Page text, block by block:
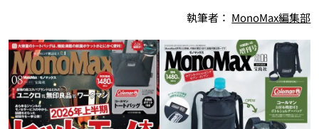
執筆者： MonoMax編集部